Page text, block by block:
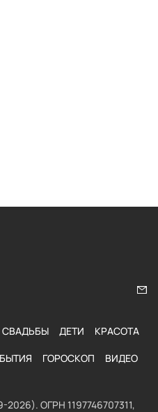
СВАДЬБЫ ДЕТИ КРАСОТА
ГОРОСКОП ВИДЕО
ОГРН 1197746707311,